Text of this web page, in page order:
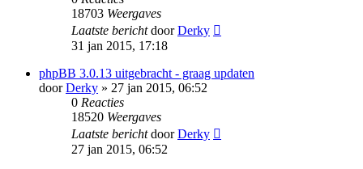
18703 Weergaves
Laatste berichtdoorDerky
31 jan 2015, 17:18
phpBB 3.0.13 uitgebracht - graag updaten
doorDerky » 27 jan 2015, 06:52
0 Reacties
18520 Weergaves
Laatste berichtdoorDerky
27 jan 2015, 06:52